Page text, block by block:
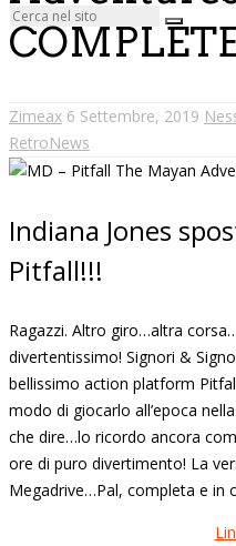
Zimeax 6 Settembre, 2019
RetroNews
Indiana Jones
Pitfall!!!
Ragazzi. Altro giro…altra
divertentissimo! Signori &
bellissimo action platform
modo di giocarlo all’epoca
che dire…lo ricordo ancora
ore di puro divertimento! La
Megadrive…Pal, completa e in